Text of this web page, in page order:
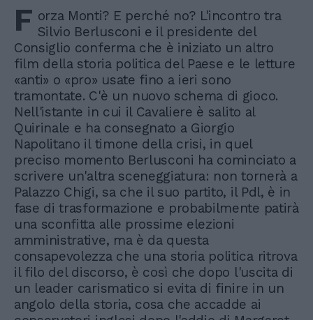
F orza Monti? E perché no? L'incontro tra
Silvio Berlusconi e il presidente del
Consiglio conferma che è iniziato un altro
film della storia politica del Paese e le letture
«anti» o «pro» usate fino a ieri sono
tramontate. C'è un nuovo schema di gioco.
Nell'istante in cui il Cavaliere è salito al
Quirinale e ha consegnato a Giorgio
Napolitano il timone della crisi, in quel
preciso momento Berlusconi ha cominciato a
scrivere un'altra sceneggiatura: non tornerà a
Palazzo Chigi, sa che il suo partito, il Pdl, è in
fase di trasformazione e probabilmente patirà
una sconfitta alle prossime elezioni
amministrative, ma è da questa
consapevolezza che una storia politica ritrova
il filo del discorso, è così che dopo l'uscita di
un leader carismatico si evita di finire in un
angolo della storia, cosa che accadde ai